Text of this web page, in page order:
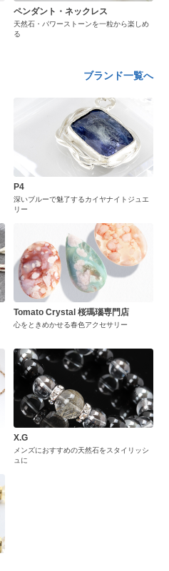
ペンダント・ネックレス
天然石・パワーストーンを一粒から楽しめ
る
ブランド一覧へ
P4
深いブルーで魅了するカイヤナイトジュエ
リー
Tomato Crystal 桜瑪瑙専門店
心をときめかせる春色アクセサリー
X.G
メンズにおすすめの天然石をスタイリッシ
ュに